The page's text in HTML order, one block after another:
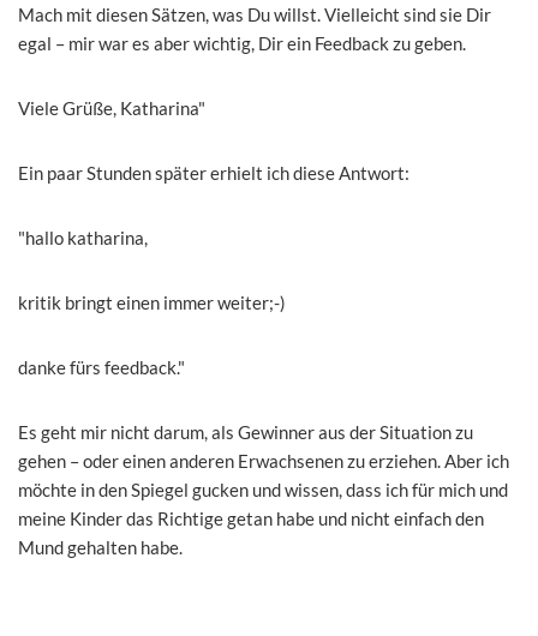
Mach mit diesen Sätzen, was Du willst. Vielleicht sind sie Dir
egal – mir war es aber wichtig, Dir ein Feedback zu geben.
Viele Grüße, Katharina"
Ein paar Stunden später erhielt ich diese Antwort:
"hallo katharina,
kritik bringt einen immer weiter;-)
danke fürs feedback."
Es geht mir nicht darum, als Gewinner aus der Situation zu
gehen – oder einen anderen Erwachsenen zu erziehen. Aber ich
möchte in den Spiegel gucken und wissen, dass ich für mich und
meine Kinder das Richtige getan habe und nicht einfach den
Mund gehalten habe.